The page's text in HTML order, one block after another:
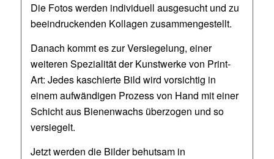
Die Fotos werden individuell ausgesucht und zu
beeindruckenden Kollagen zusammengestellt.
Danach kommt es zur Versiegelung, einer
weiteren Spezialität der Kunstwerke von Print-
Art: Jedes kaschierte Bild wird vorsichtig in
einem aufwändigen Prozess von Hand mit einer
Schicht aus Bienenwachs überzogen und so
versiegelt.
Jetzt werden die Bilder behutsam in